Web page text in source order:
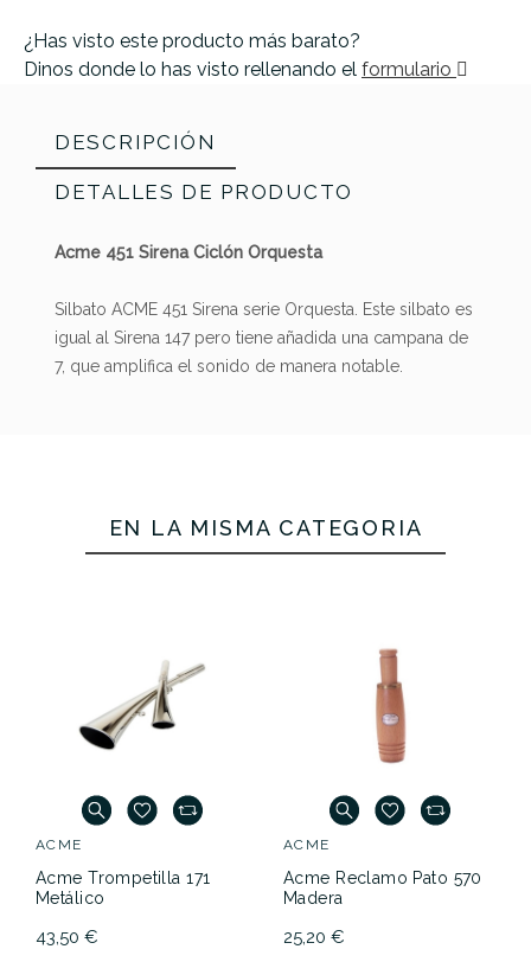
¿Has visto este producto más barato?
Dinos donde lo has visto rellenando el formulario
DESCRIPCIÓN
DETALLES DE PRODUCTO
Acme 451 Sirena Ciclón Orquesta
Silbato ACME 451 Sirena serie Orquesta. Este silbato es
igual al Sirena 147 pero tiene añadida una campana de
7, que amplifica el sonido de manera notable.
EN LA MISMA CATEGORÍA
ACME
Acme Trompetilla 171
Metálico
43,50 €
ACME
Acme Reclamo Pato 570
Madera
25,20 €